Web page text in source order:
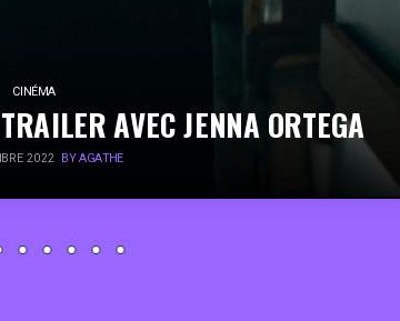
CINÉMA
AVEC JENNA ORTEGA
2022 BY AGATHE